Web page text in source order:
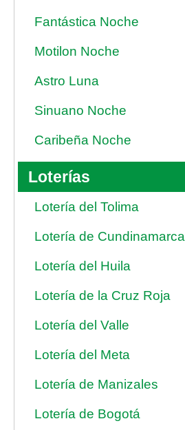
Fantástica Noche
Motilon Noche
Astro Luna
Sinuano Noche
Caribeña Noche
Loterías
Lotería del Tolima
Lotería de Cundinamarca
Lotería del Huila
Lotería de la Cruz Roja
Lotería del Valle
Lotería del Meta
Lotería de Manizales
Lotería de Bogotá